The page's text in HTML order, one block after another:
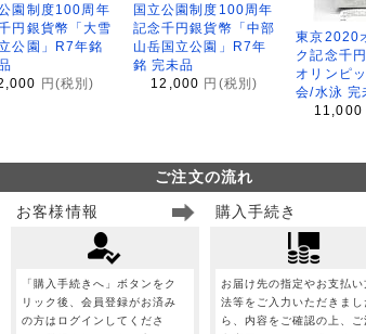
園制度100周年
円銀貨幣「大雪
公園」R7年銘
円(税別)
国立公園制度100周年
記念千円銀貨幣「中部
山岳国立公園」R7年
銘 完未品
12,000 円(税別)
東京2020
ク記念千
オリンピ
会/水泳 完
11,000
ご注文の流れ
お客様情報
「購入手続きへ」ボタンをク
リック後、会員登録がお済み
の方はログインしてくださ
購入手続き
お届け先の指定やお支払い
法等をご入力いただきまし
ら、内容をご確認の上、ご